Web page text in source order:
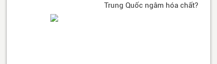
Trung Quốc ngâm hóa chất?